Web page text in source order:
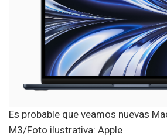
Es probable que veamos nuevas
M3/Foto ilustrativa: Apple